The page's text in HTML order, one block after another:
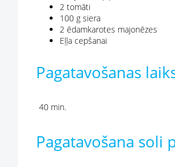
2 tomāti
100 g siera
2 ēdamkarotes majonēzes
Eļļa cepšanai
Pagatavošanas
40 min.
Pagatavošana soli